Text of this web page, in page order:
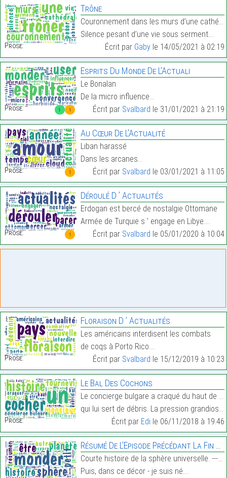
Prose:
Trône
Couronnement dans les murs d’une cathédrale.
Silence pesant d’une vie sous serment.…
Écrit par Gabyle 14/05/2021 à 02:19
1 1
Prose:
Esprits Du Monde De L’Actuali
Le Bonalan
De la micro influence…
Écrit par Svalbard le 31/01/2021 à 21:19
1
Prose:
Au Cœur De L’Actualité
Liban harassé
Dans les arcanes…
Écrit par Svalbard le 03/01/2021 à 11:05
1
Prose:
Déroulé D ’ Actualités
Erdogan est bercé de nostalgie Ottomane
Armée de Turquie s ’ engage en Libye.…
Écrit par Svalbard le 05/01/2020 à 10:04
Prose:
Floraison D ’ Actualités
Les américains interdisent les combats
de coqs à Porto Rico.…
Écrit par Svalbard le 15/12/2019 à 10:23
Prose:
Le Bal Des Cochons
Le concierge bulgare a craqué du haut de sa chevel
qui lui sert de débris. La pression grandiose, par…
Écrit par Edi le 06/11/2018 à 19:46
Résumé De L’Épisode Précédant La Fin Du Monde.
Courte histoire de la sphère universelle. --- Comm
Puis, dans ce décor - je suis né.…